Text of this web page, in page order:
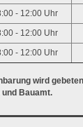
- 12:00 Uhr
- 12:00 Uhr
- 12:00 Uhr
wird
Bauamt.